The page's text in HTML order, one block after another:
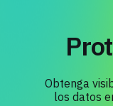
Obtenga
los datos